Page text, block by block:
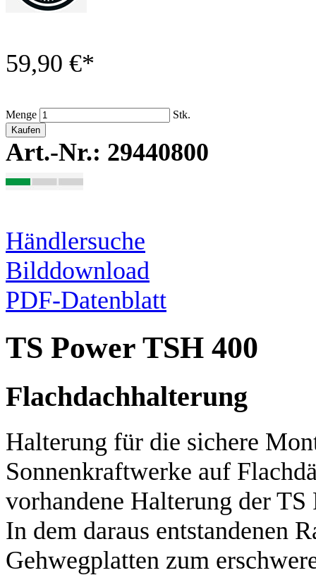
59,90 €*
Menge Stk.
Kaufen
Art.-Nr.: 29440800
Händlersuche
Bilddownload
PDF-Datenblatt
TS Power TSH 400
Flachdachhalterung
Halterung für die sichere
Sonnenkraftwerke auf
vorhandene Halterung der
In dem daraus entstandenen
Gehwegplatten zum